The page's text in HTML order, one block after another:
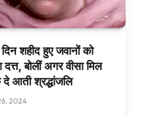
शहीद हुए जवानों को
बोलीं अगर वीसा मिल
दे आती श्रद्धांजलि
2024